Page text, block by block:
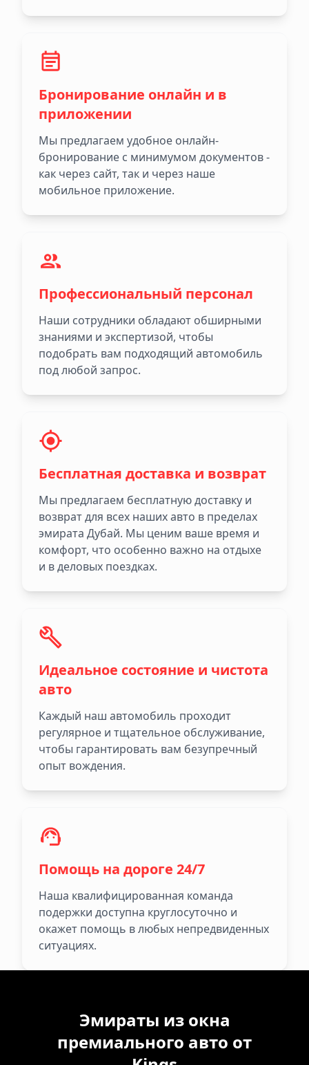
Бронирование онлайн и в
приложении
Мы предлагаем удобное онлайн-
бронирование с минимумом документов -
как через сайт, так и через наше
мобильное приложение.
Профессиональный персонал
Наши сотрудники обладают обширными
знаниями и экспертизой, чтобы
подобрать вам подходящий автомобиль
под любой запрос.
Бесплатная доставка и возврат
Мы предлагаем бесплатную доставку и
возврат для всех наших авто в пределах
эмирата Дубай. Мы ценим ваше время и
комфорт, что особенно важно на отдыхе
и в деловых поездках.
Идеальное состояние и чистота
авто
Каждый наш автомобиль проходит
регулярное и тщательное обслуживание,
чтобы гарантировать вам безупречный
опыт вождения.
Помощь на дороге 24/7
Наша квалифицированная команда
подержки доступна круглосуточно и
окажет помощь в любых непредвиденных
ситуациях.
Эмираты из окна
премиального авто от